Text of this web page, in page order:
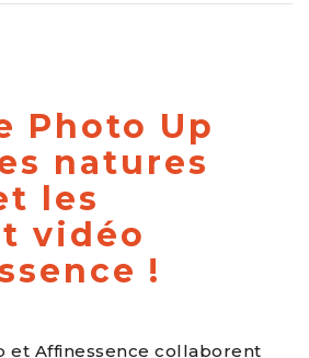
Photo Up
natures
les
vidéo
!
et Affinessence collaborent